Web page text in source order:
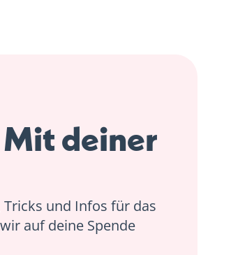
Mit deiner
und Infos für das
auf deine Spende